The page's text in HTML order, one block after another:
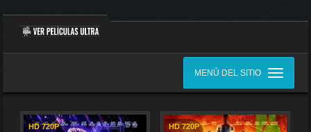
MENÚ DEL SITIO
HD 720P
HD 720P